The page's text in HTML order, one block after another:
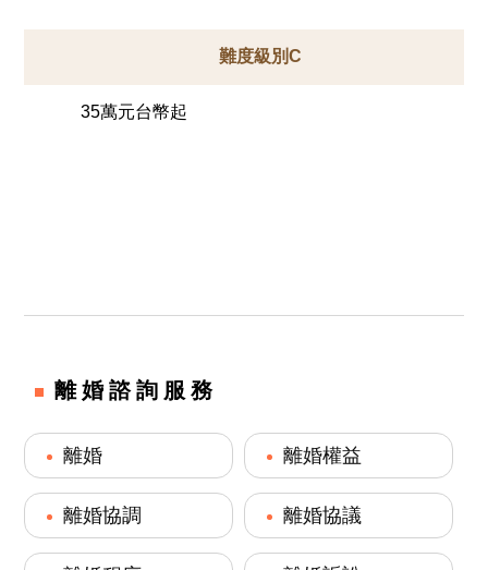
難度級別C
35萬元台幣起
離婚諮詢服務
離婚 離婚權益
離婚協調 離婚協議